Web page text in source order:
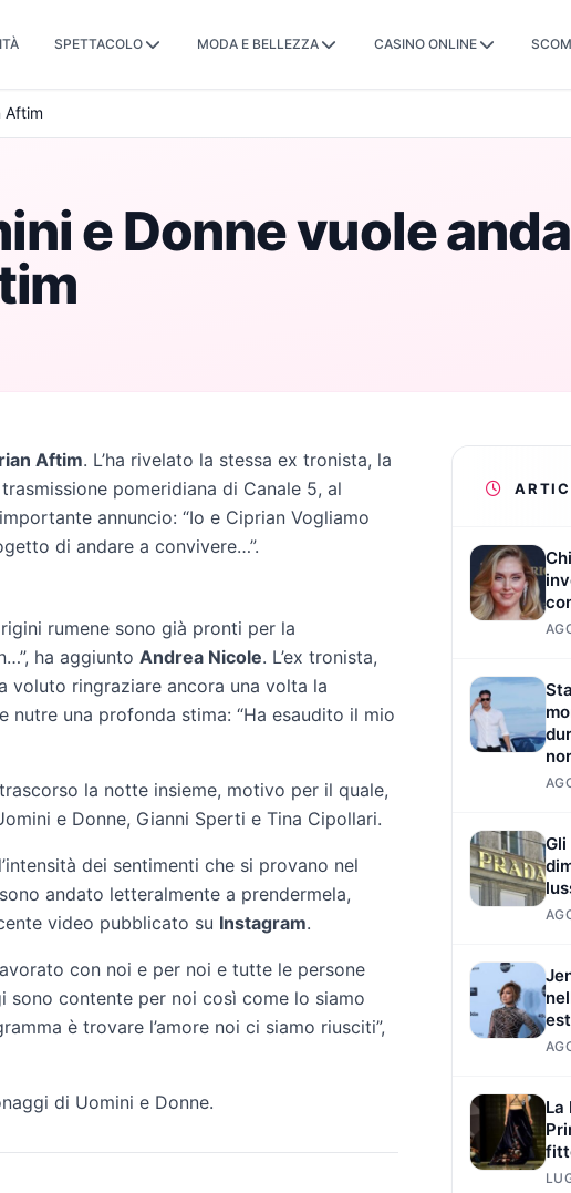
SPETTACOLO MODA E BELLEZZA CASINO ONLINE
Aftim
e Donne vuole
Aftim. L’ha rivelato la stessa ex tronista, la
pomeridiana di Canale 5, al
annuncio: “Io e Ciprian Vogliamo
di andare a convivere…”.
rumene sono già pronti per la
ha aggiunto Andrea Nicole. L’ex tronista,
voluto ringraziare ancora una volta la
nutre una profonda stima: “Ha esaudito il mio
la notte insieme, motivo per il quale,
e Donne, Gianni Sperti e Tina Cipollari.
dei sentimenti che si provano nel
andato letteralmente a prendermela,
video pubblicato su Instagram.
con noi e per noi e tutte le persone
sono contente per noi così come lo siamo
è trovare l’amore noi ci siamo riusciti”,
di Uomini e Donne.
La